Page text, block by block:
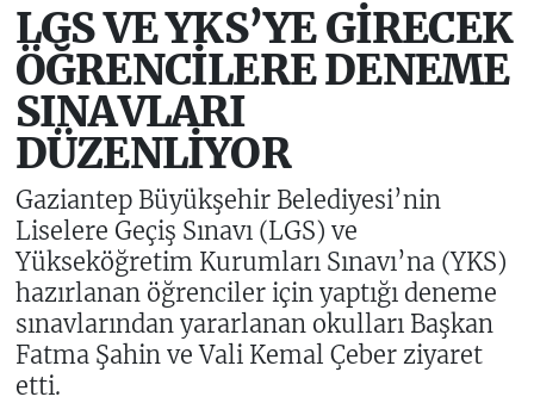
LGS VE YKS’YE GİRECEK
ÖĞRENCİLERE DENEME
SINAVLARI
DÜZENLİYOR
Gaziantep Büyükşehir Belediyesi’nin
Liselere Geçiş Sınavı (LGS) ve
Yükseköğretim Kurumları Sınavı’na (YKS)
hazırlanan öğrenciler için yaptığı deneme
sınavlarından yararlanan okulları Başkan
Fatma Şahin ve Vali Kemal Çeber ziyaret
etti.
Süper Lig Puan Durumu ve Fikstür
Tüm Manşetler
Son Dakika Haberleri
Haber Arşivi